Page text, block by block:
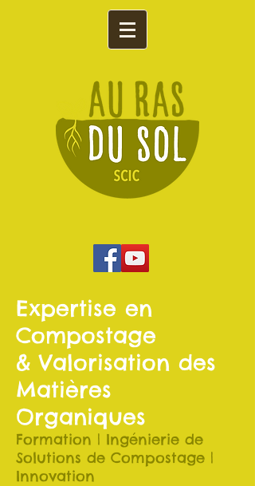
Expertise en
Compostage
& Valorisation des
Matières
Organiques
Formation | Ingénierie de
Solutions de Compostage |
Innovation